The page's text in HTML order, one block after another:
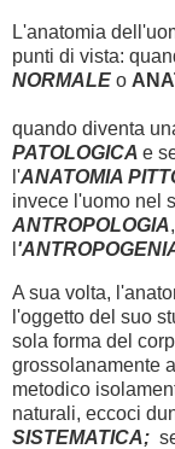
L'anatomia
punti di vista:
NORMALE o
quando diventa
PATOLOGICA e
l'ANATOMIA
invece l'uomo nel
ANTROPOLOGIA
A sua volta,
l'oggetto del suo
sola forma del
grossolanamente
metodico
naturali, eccoci
SISTEMATICA;